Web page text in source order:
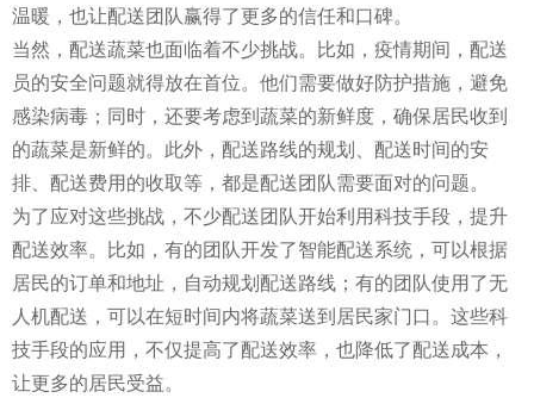
温暖，也让配送团队赢得了更多的信任和口碑。
当然，配送蔬菜也面临着不少挑战。比如，疫情期间，配送
员的安全问题就得放在首位。他们需要做好防护措施，避免
感染病毒；同时，还要考虑到蔬菜的新鲜度，确保居民收到
的蔬菜是新鲜的。此外，配送路线的规划、配送时间的安
排、配送费用的收取等，都是配送团队需要面对的问题。
为了应对这些挑战，不少配送团队开始利用科技手段，提升
配送效率。比如，有的团队开发了智能配送系统，可以根据
居民的订单和地址，自动规划配送路线；有的团队使用了无
人机配送，可以在短时间内将蔬菜送到居民家门口。这些科
技手段的应用，不仅提高了配送效率，也降低了配送成本，
让更多的居民受益。